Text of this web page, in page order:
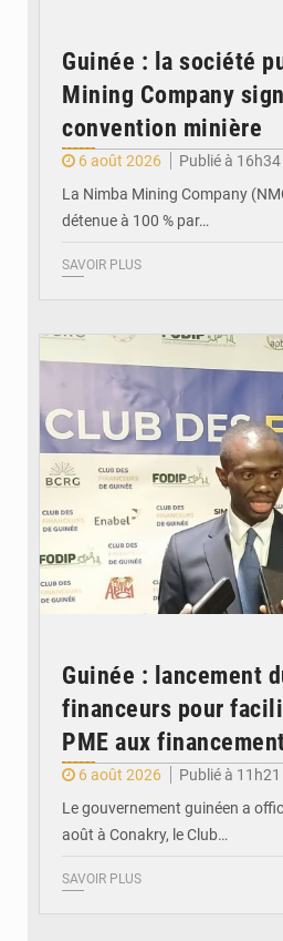
Guinée : la société
Mining Company
convention minière
6 août 2026
Publié à 16h34
La Nimba Mining Company
détenue à 100 % par…
SAVOIR PLUS
Guinée : lancement
financeurs pour
PME aux
6 août 2026
Publié à 11h21
Le gouvernement guinéen a
août à Conakry, le Club…
SAVOIR PLUS